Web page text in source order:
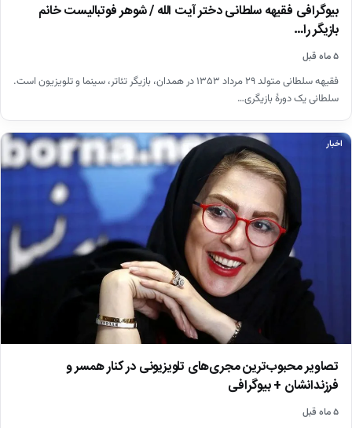
بیوگرافی فقیهه سلطانی دختر آیت الله / شوهر فوتبالیست خانم
بازیگر را…
۵ ماه قبل
فقیهه سلطانی متولد ۲۹ مرداد ۱۳۵۳ در همدان، بازیگر تئاتر، سینما و تلویزیون است.
سلطانی یک دورهٔ بازیگری…
اخبار
تصاویر محبوب‌ترین مجری‌های تلویزیونی در کنار همسر و
فرزندانشان + بیوگرافی
۵ ماه قبل